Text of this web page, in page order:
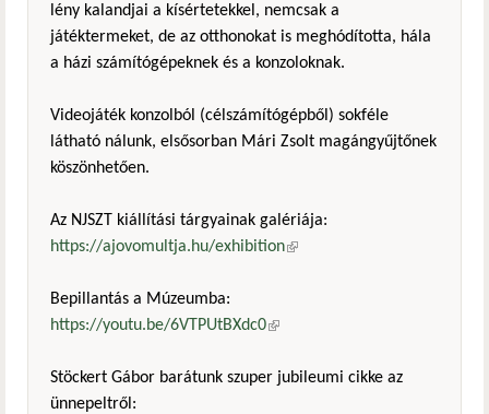
lény kalandjai a kísértetekkel, nemcsak a
játéktermeket, de az otthonokat is meghódította, hála
a házi számítógépeknek és a konzoloknak.
Videojáték konzolból (célszámítógépből) sokféle
látható nálunk, elsősorban Mári Zsolt magángyűjtőnek
köszönhetően.
Az NJSZT kiállítási tárgyainak galériája:
https://ajovomultja.hu/exhibition(külső hivatkozás)
Bepillantás a Múzeumba:
https://youtu.be/6VTPUtBXdc0(külső hivatkozás)
Stöckert Gábor barátunk szuper jubileumi cikke az
ünnepeltről: